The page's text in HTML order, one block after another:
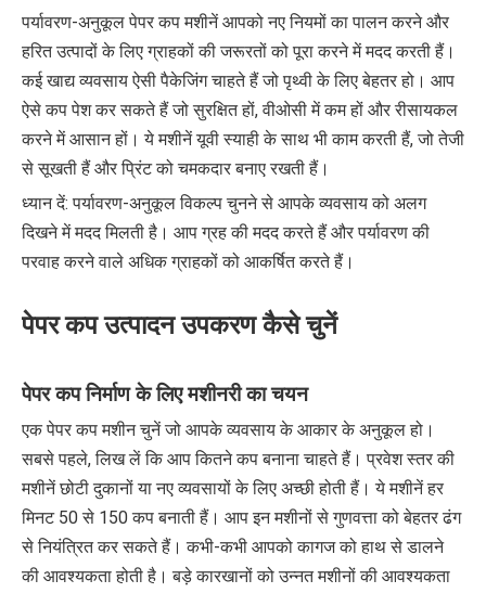
पर्यावरण-अनुकूल पेपर कप मशीनें आपको नए नियमों का पालन करने और
हरित उत्पादों के लिए ग्राहकों की जरूरतों को पूरा करने में मदद करती हैं।
कई खाद्य व्यवसाय ऐसी पैकेजिंग चाहते हैं जो पृथ्वी के लिए बेहतर हो। आप
ऐसे कप पेश कर सकते हैं जो सुरक्षित हों, वीओसी में कम हों और रीसायकल
करने में आसान हों। ये मशीनें यूवी स्याही के साथ भी काम करती हैं, जो तेजी
से सूखती हैं और प्रिंट को चमकदार बनाए रखती हैं।
ध्यान दें: पर्यावरण-अनुकूल विकल्प चुनने से आपके व्यवसाय को अलग
दिखने में मदद मिलती है। आप ग्रह की मदद करते हैं और पर्यावरण की
परवाह करने वाले अधिक ग्राहकों को आकर्षित करते हैं।
पेपर कप उत्पादन उपकरण कैसे चुनें
पेपर कप निर्माण के लिए मशीनरी का चयन
एक पेपर कप मशीन चुनें जो आपके व्यवसाय के आकार के अनुकूल हो।
सबसे पहले, लिख लें कि आप कितने कप बनाना चाहते हैं। प्रवेश स्तर की
मशीनें छोटी दुकानों या नए व्यवसायों के लिए अच्छी होती हैं। ये मशीनें हर
मिनट 50 से 150 कप बनाती हैं। आप इन मशीनों से गुणवत्ता को बेहतर ढंग
से नियंत्रित कर सकते हैं। कभी-कभी आपको कागज को हाथ से डालने
की आवश्यकता होती है। बड़े कारखानों को उन्नत मशीनों की आवश्यकता